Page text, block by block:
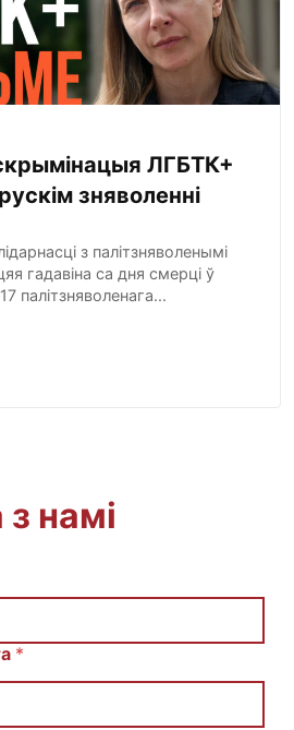
ЛГБТК+
зняволенні
з палітзняволенымі
гадавіна са дня смерці ў
палітзняволенага...
намі
*